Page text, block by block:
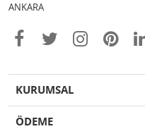
ANKARA
KURUMSAL
ÖDEME